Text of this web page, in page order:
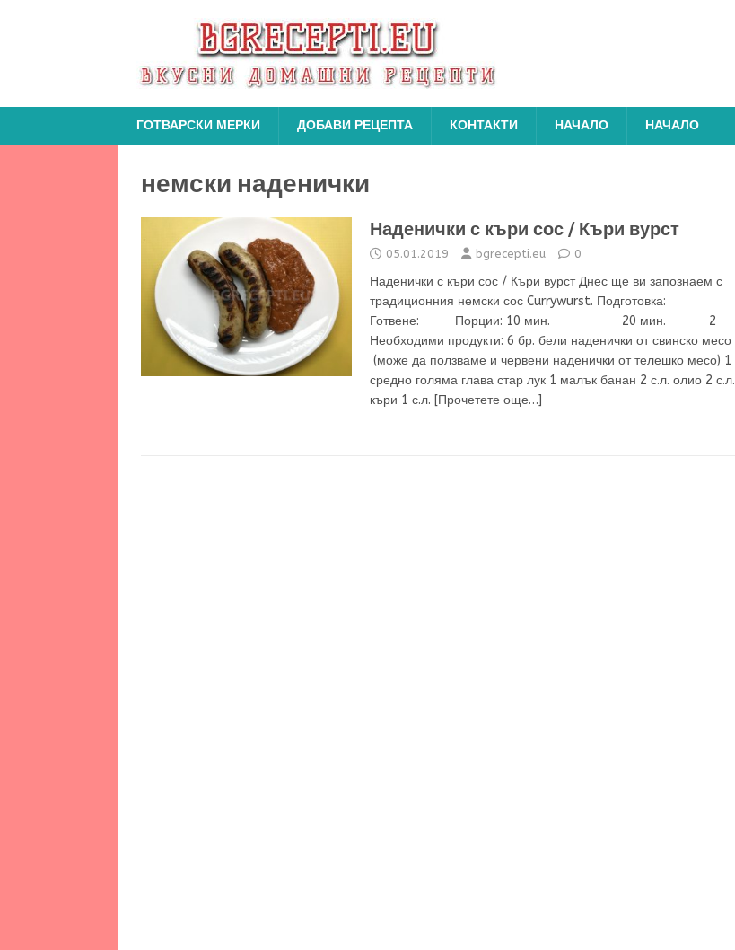
ГОТВАРСКИ МЕРКИ ДОБАВИ РЕЦЕПТА КОНТАКТИ НАЧАЛО НАЧАЛО
немски наденички
Наденички с къри сос / Къри вурст
05.01.2019 bgrecepti.eu 0
Наденички с къри сос / Къри вурст Днес ще ви запознаем с
традиционния немски сос Currywurst. Подготовка:
Готвене: Порции: 10 мин. 20 мин. 2
Необходими продукти: 6 бр. бели наденички от свинско месо
(може да ползваме и червени наденички от телешко месо) 1
средно голяма глава стар лук 1 малък банан 2 с.л. олио 2 с.л.
къри 1 с.л. [Прочетете още…]